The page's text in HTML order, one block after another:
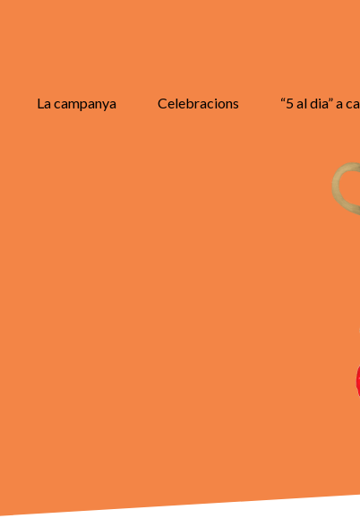
La campanya Celebracions “5 al dia” a